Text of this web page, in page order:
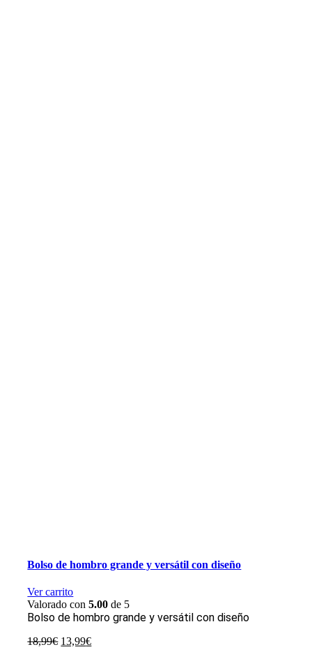
Bolso de hombro grande y versátil con diseño
Ver carrito
Valorado con5.00 de 5
Bolso de hombro grande y versátil con diseño
18,99€ El
13,99€El